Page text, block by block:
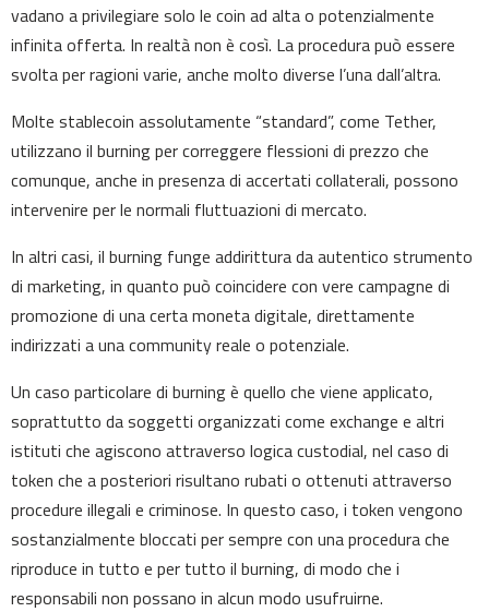
vadano a privilegiare solo le coin ad alta o potenzialmente
infinita offerta. In realtà non è così. La procedura può essere
svolta per ragioni varie, anche molto diverse l’una dall’altra.
Molte stablecoin assolutamente “standard”, come Tether,
utilizzano il burning per correggere flessioni di prezzo che
comunque, anche in presenza di accertati collaterali, possono
intervenire per le normali fluttuazioni di mercato.
In altri casi, il burning funge addirittura da autentico strumento
di marketing, in quanto può coincidere con vere campagne di
promozione di una certa moneta digitale, direttamente
indirizzati a una community reale o potenziale.
Un caso particolare di burning è quello che viene applicato,
soprattutto da soggetti organizzati come exchange e altri
istituti che agiscono attraverso logica custodial, nel caso di
token che a posteriori risultano rubati o ottenuti attraverso
procedure illegali e criminose. In questo caso, i token vengono
sostanzialmente bloccati per sempre con una procedura che
riproduce in tutto e per tutto il burning, di modo che i
responsabili non possano in alcun modo usufruirne.